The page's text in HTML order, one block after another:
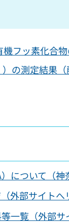
フッ素化合
の測定結果（
について（
外部サイトへ
一覧（外部サ